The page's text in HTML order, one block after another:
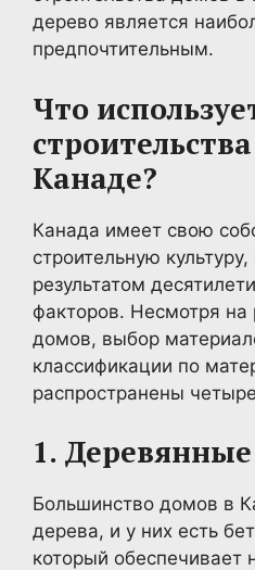
дерево является
предпочтительным.
Что
Канаде?
Канада имеет свою
строительную
результатом
факторов. Несмотря на
домов, выбор
классификации по
распространены
1.
Большинство домов в
дерева, и у них есть
который обеспечивает